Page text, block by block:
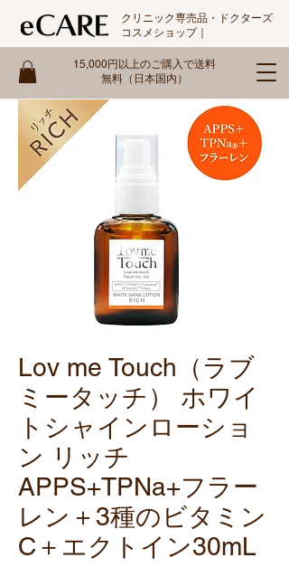
15,000円以上のご購入で送料
無料（日本国内）
クリニック専売品・ドクターズ
コスメショップ｜
Lov me Touch（ラブ
ミータッチ） ホワイ
トシャインローショ
ン リッチ
APPS+TPNa+フラー
レン＋3種のビタミン
C＋エクトイン30mL